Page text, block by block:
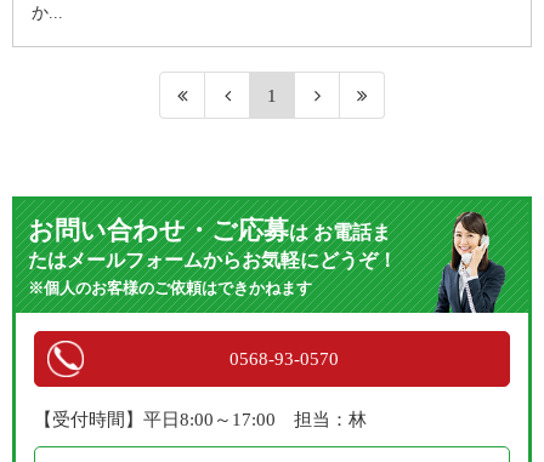
か...
1
お問い合わせ・ご応募はお電話ま
たはメールフォームからお気軽にどうぞ！
※個人のお客様のご依頼はできかねます
0568-93-0570
【受付時間】平日8:00～17:00 担当：林